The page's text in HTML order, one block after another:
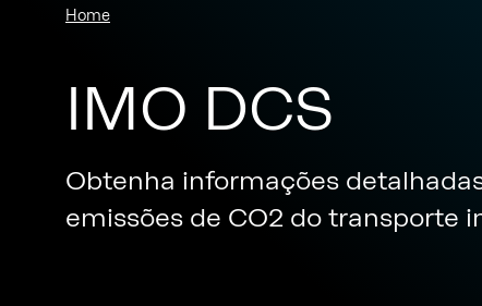
Home
IMO DCS
Obtenha informações
emissões de CO2 do transporte